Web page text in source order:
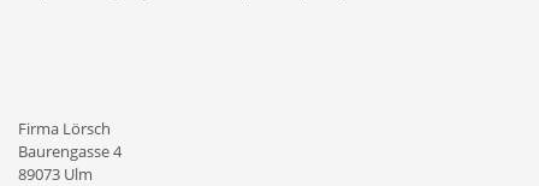
Firma Lörsch
Baurengasse 4
89073 Ulm